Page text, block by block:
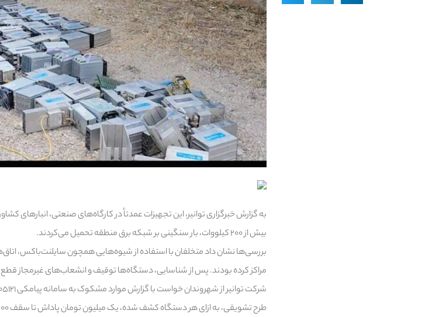
به گزارش خبرگزاری توانیر، این تجهیزات عمدتاً در کارگاه‌های صنعتی، انبارهای
بیش از ۲۰۰ کیلووات، بار سنگینی بر شبکه برق منطقه تحمیل می‌کردند.
بررسی‌ها نشان داد متخلفان با استفاده از شیوه‌هایی همچون سایلنت‌باکس،
مراکز کرده بودند. پس از شناسایی، دستگاه‌ها توقیف و انشعاب‌های غیرمجاز
طرح تشویقی، به ازای هر دستگاه کشف‌ شده، یک میلیون تومان پاداش تا سقف ۲۰۰ میلیون تومان به گزارشگران تعلق می‌گیرد.